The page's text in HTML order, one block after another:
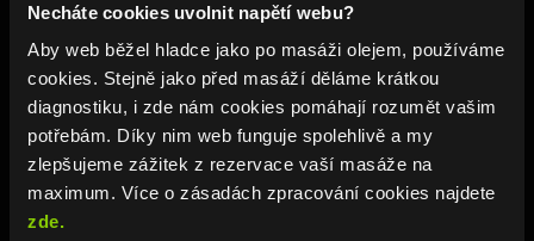
Necháte cookies uvolnit napětí webu?
Aby web běžel hladce jako po masáži olejem, používáme
cookies. Stejně jako před masáží děláme krátkou
diagnostiku, i zde nám cookies pomáhají rozumět vašim
potřebám. Díky nim web funguje spolehlivě a my
zlepšujeme zážitek z rezervace vaší masáže na
maximum. Více o zásadách zpracování cookies najdete
zde.
rituálem. Teplo a oleje prohloubí uvolnění a
promění proceduru ve wellness rituál, který
působí na celé tělo i mysl.
🪷Rezervujte si filipínskou masáž Hilot
Kde nás najdete